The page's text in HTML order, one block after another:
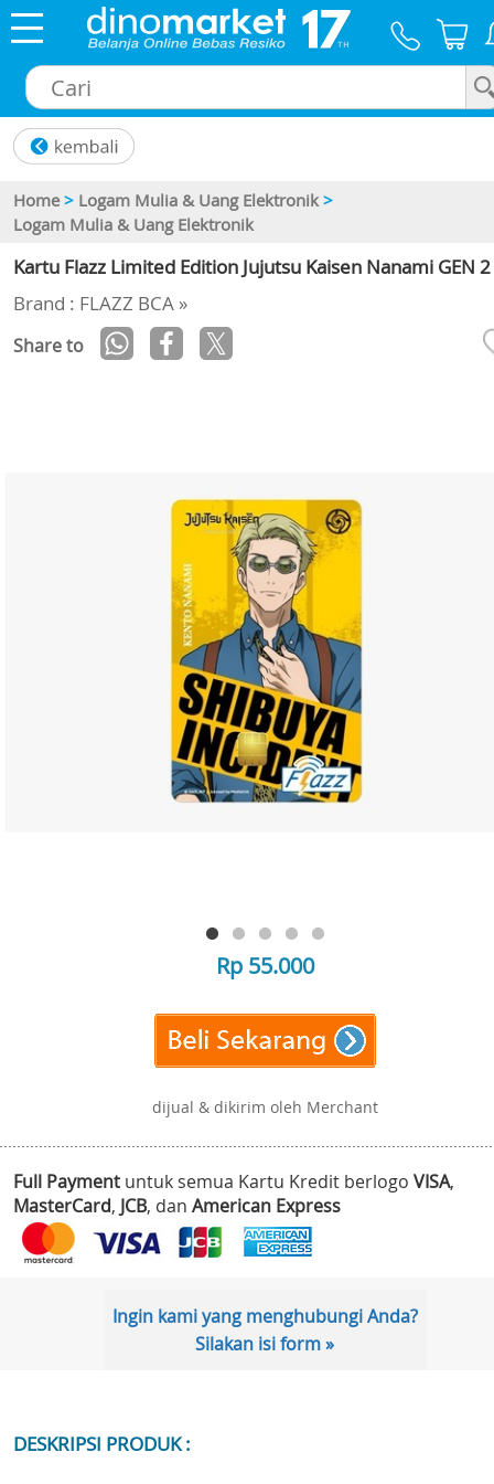
Home > Logam Mulia & Uang Elektronik >
Logam Mulia & Uang Elektronik
Kartu Flazz Limited Edition Jujutsu Kaisen Nanami GEN 2
Brand : FLAZZ BCA »
Share to
Rp 55.000
dijual & dikirim oleh Merchant
Full Payment untuk semua Kartu Kredit berlogo VISA,
MasterCard, JCB, dan American Express
Ingin kami yang menghubungi Anda?
Silakan isi form »
DESKRIPSI PRODUK :